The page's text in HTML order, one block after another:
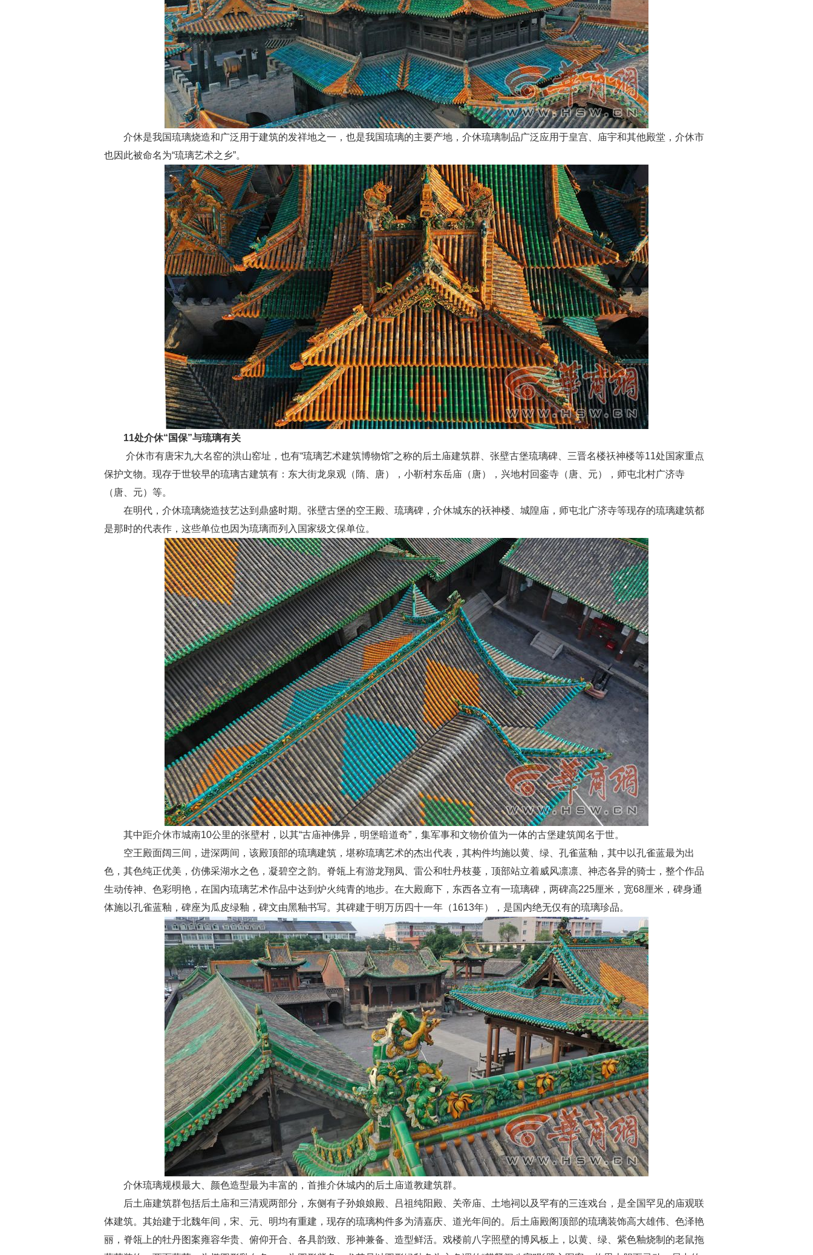
介休是我国琉璃烧造和广泛用于建筑的发祥地之一，也是我国琉璃的主要产地，介休琉璃制品广泛应用于皇宫、庙宇和其他殿堂，介休市
也因此被命名为“琉璃艺术之乡”。
11处介休“国保”与琉璃有关
介休市有唐宋九大名窑的洪山窑址，也有“琉璃艺术建筑博物馆”之称的后土庙建筑群、张壁古堡琉璃碑、三晋名楼祆神楼等11处国家重点
保护文物。现存于世较早的琉璃古建筑有：东大街龙泉观（隋、唐），小靳村东岳庙（唐），兴地村回銮寺（唐、元），师屯北村广济寺
（唐、元）等。
在明代，介休琉璃烧造技艺达到鼎盛时期。张壁古堡的空王殿、琉璃碑，介休城东的祆神楼、城隍庙，师屯北广济寺等现存的琉璃建筑都
是那时的代表作，这些单位也因为琉璃而列入国家级文保单位。
其中距介休市城南10公里的张壁村，以其“古庙神佛异，明堡暗道奇”，集军事和文物价值为一体的古堡建筑闻名于世。
空王殿面阔三间，进深两间，该殿顶部的琉璃建筑，堪称琉璃艺术的杰出代表，其构件均施以黄、绿、孔雀蓝釉，其中以孔雀蓝最为出
色，其色纯正优美，仿佛采湖水之色，凝碧空之韵。脊瓴上有游龙翔凤、雷公和牡丹枝蔓，顶部站立着威风凛凛、神态各异的骑士，整个作品
生动传神、色彩明艳，在国内琉璃艺术作品中达到炉火纯青的地步。在大殿廊下，东西各立有一琉璃碑，两碑高225厘米，宽68厘米，碑身通
体施以孔雀蓝釉，碑座为瓜皮绿釉，碑文由黑釉书写。其碑建于明万历四十一年（1613年），是国内绝无仅有的琉璃珍品。
介休琉璃规模最大、颜色造型最为丰富的，首推介休城内的后土庙道教建筑群。
后土庙建筑群包括后土庙和三清观两部分，东侧有子孙娘娘殿、吕祖纯阳殿、关帝庙、土地祠以及罕有的三连戏台，是全国罕见的庙观联
体建筑。其始建于北魏年间，宋、元、明均有重建，现存的琉璃构件多为清嘉庆、道光年间的。后土庙殿阁顶部的琉璃装饰高大雄伟、色泽艳
丽，脊瓴上的牡丹图案雍容华贵、俯仰开合、各具韵致、形神兼备、造型鲜活。戏楼前八字照壁的博风板上，以黄、绿、紫色釉烧制的老鼠拖